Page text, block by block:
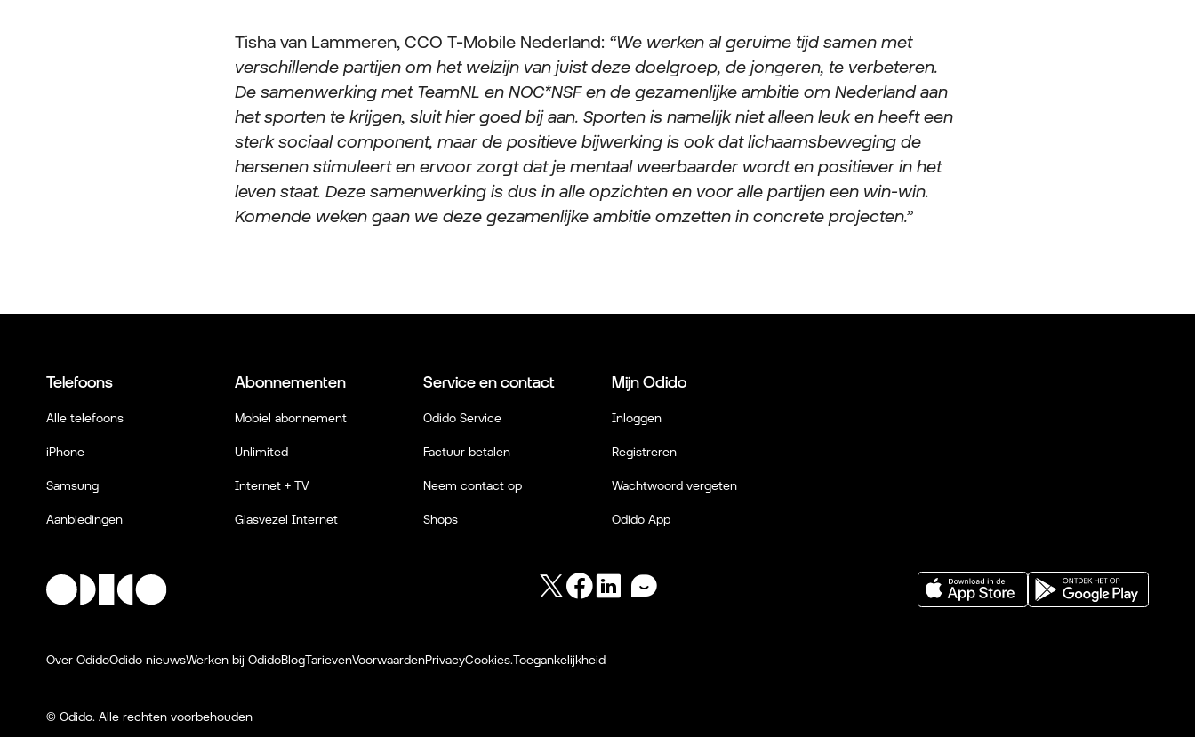
Tisha van Lammeren, CCO T-Mobile Nederland: “We werken al geruime tijd samen met
verschillende partijen om het welzijn van juist deze doelgroep, de jongeren, te verbeteren.
De samenwerking met TeamNL en NOC*NSF en de gezamenlijke ambitie om Nederland aan
het sporten te krijgen, sluit hier goed bij aan. Sporten is namelijk niet alleen leuk en heeft een
sterk sociaal component, maar de positieve bijwerking is ook dat lichaamsbeweging de
hersenen stimuleert en ervoor zorgt dat je mentaal weerbaarder wordt en positiever in het
leven staat. Deze samenwerking is dus in alle opzichten en voor alle partijen een win-win.
Komende weken gaan we deze gezamenlijke ambitie omzetten in concrete projecten.”
Telefoons
Alle telefoons
iPhone
Samsung
Aanbiedingen
Abonnementen
Mobiel abonnement
Unlimited
Internet + TV
Glasvezel Internet
Service en contact
Odido Service
Factuur betalen
Neem contact op
Shops
Mijn Odido
Inloggen
Registreren
Wachtwoord vergeten
Odido App
TwitterFacebookLinkedIn
Over OdidoOdido nieuwsWerken bij OdidoBlogTarievenVoorwaardenPrivacyCookies.Toegankelijkheid
© Odido. Alle rechten voorbehouden